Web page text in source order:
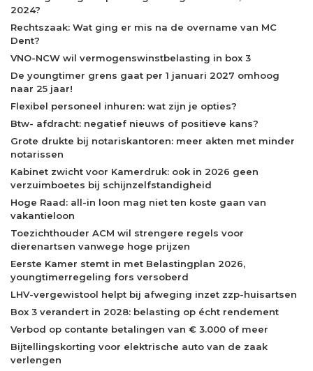
2024?
Rechtszaak: Wat ging er mis na de overname van MC
Dent?
VNO-NCW wil vermogenswinstbelasting in box 3
De youngtimer grens gaat per 1 januari 2027 omhoog
naar 25 jaar!
Flexibel personeel inhuren: wat zijn je opties?
Btw- afdracht: negatief nieuws of positieve kans?
Grote drukte bij notariskantoren: meer akten met minder
notarissen
Kabinet zwicht voor Kamerdruk: ook in 2026 geen
verzuimboetes bij schijnzelfstandigheid
Hoge Raad: all-in loon mag niet ten koste gaan van
vakantieloon
Toezichthouder ACM wil strengere regels voor
dierenartsen vanwege hoge prijzen
Eerste Kamer stemt in met Belastingplan 2026,
youngtimerregeling fors versoberd
LHV-vergewistool helpt bij afweging inzet zzp-huisartsen
Box 3 verandert in 2028: belasting op écht rendement
Verbod op contante betalingen van € 3.000 of meer
Bijtellingskorting voor elektrische auto van de zaak
verlengen